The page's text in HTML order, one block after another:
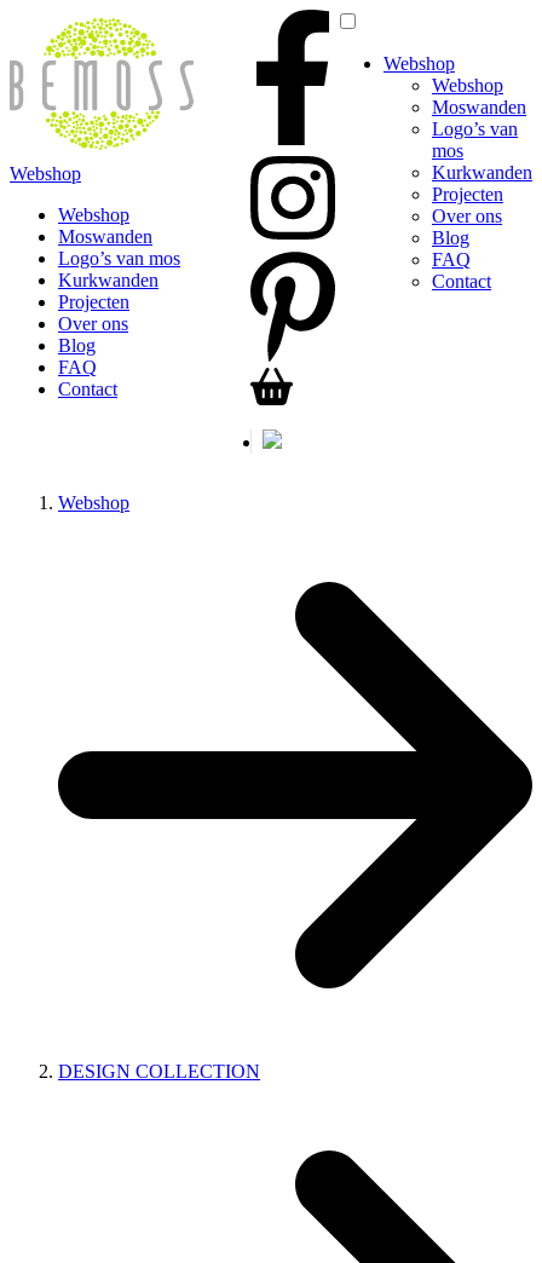
Webshop
Webshop
Moswanden
Logo’s van mos
Kurkwanden
Projecten
Over ons
Blog
FAQ
Contact
Webshop
Webshop
Moswanden
Logo’s van
mos
Kurkwanden
Projecten
Over ons
Blog
FAQ
Contact
Webshop
DESIGN COLLECTION